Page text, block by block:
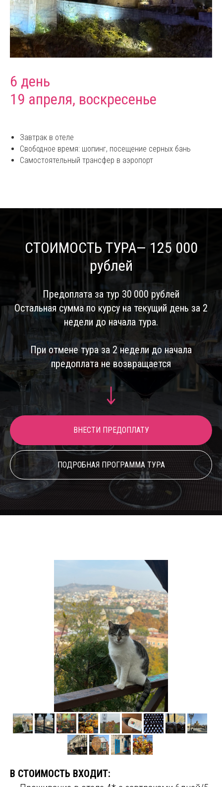
6 день
19 апреля, воскресенье
Завтрак в отеле
Свободное время: шопинг, посещение серных бань
Самостоятельный трансфер в аэропорт
СТОИМОСТЬ ТУРА— 125 000
рублей
Предоплата за тур 30 000 рублей
Остальная сумма по курсу на текущий день за 2
недели до начала тура.
При отмене тура за 2 недели до начала
предоплата не возвращается
ВНЕСТИ ПРЕДОПЛАТУ
ПОДРОБНАЯ ПРОГРАММА ТУРА
В СТОИМОСТЬ ВХОДИТ:
Позвольте близким отправиться
в незабываемое гастрономическое
приключение!